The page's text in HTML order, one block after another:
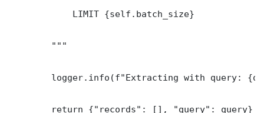
            LIMIT {self.batch_size}
        """
logger.info(f"Extracting with query:
        return {"records": [], "query": query}